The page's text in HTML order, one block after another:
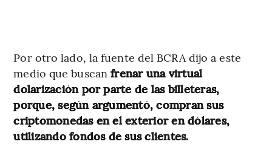
Por otro lado, la fuente del BCRA dijo a este
medio que buscanfrenar una virtual
dolarización por parte de las billeteras,
porque, según argumentó, compran sus
criptomonedas en el exterior en dólares,
utilizando fondos de sus clientes.